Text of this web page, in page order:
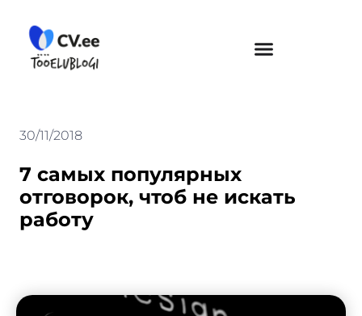
content
30/11/2018
7 самых популярных
отговорок, чтоб не искать
работу